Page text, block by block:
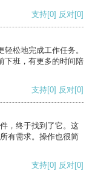
支持[0] 反对[0]
松地完成工作任务。
下班，有更多的时间陪
支持[0] 反对[0]
，终于找到了它。这
有需求。操作也很简
支持[0] 反对[0]